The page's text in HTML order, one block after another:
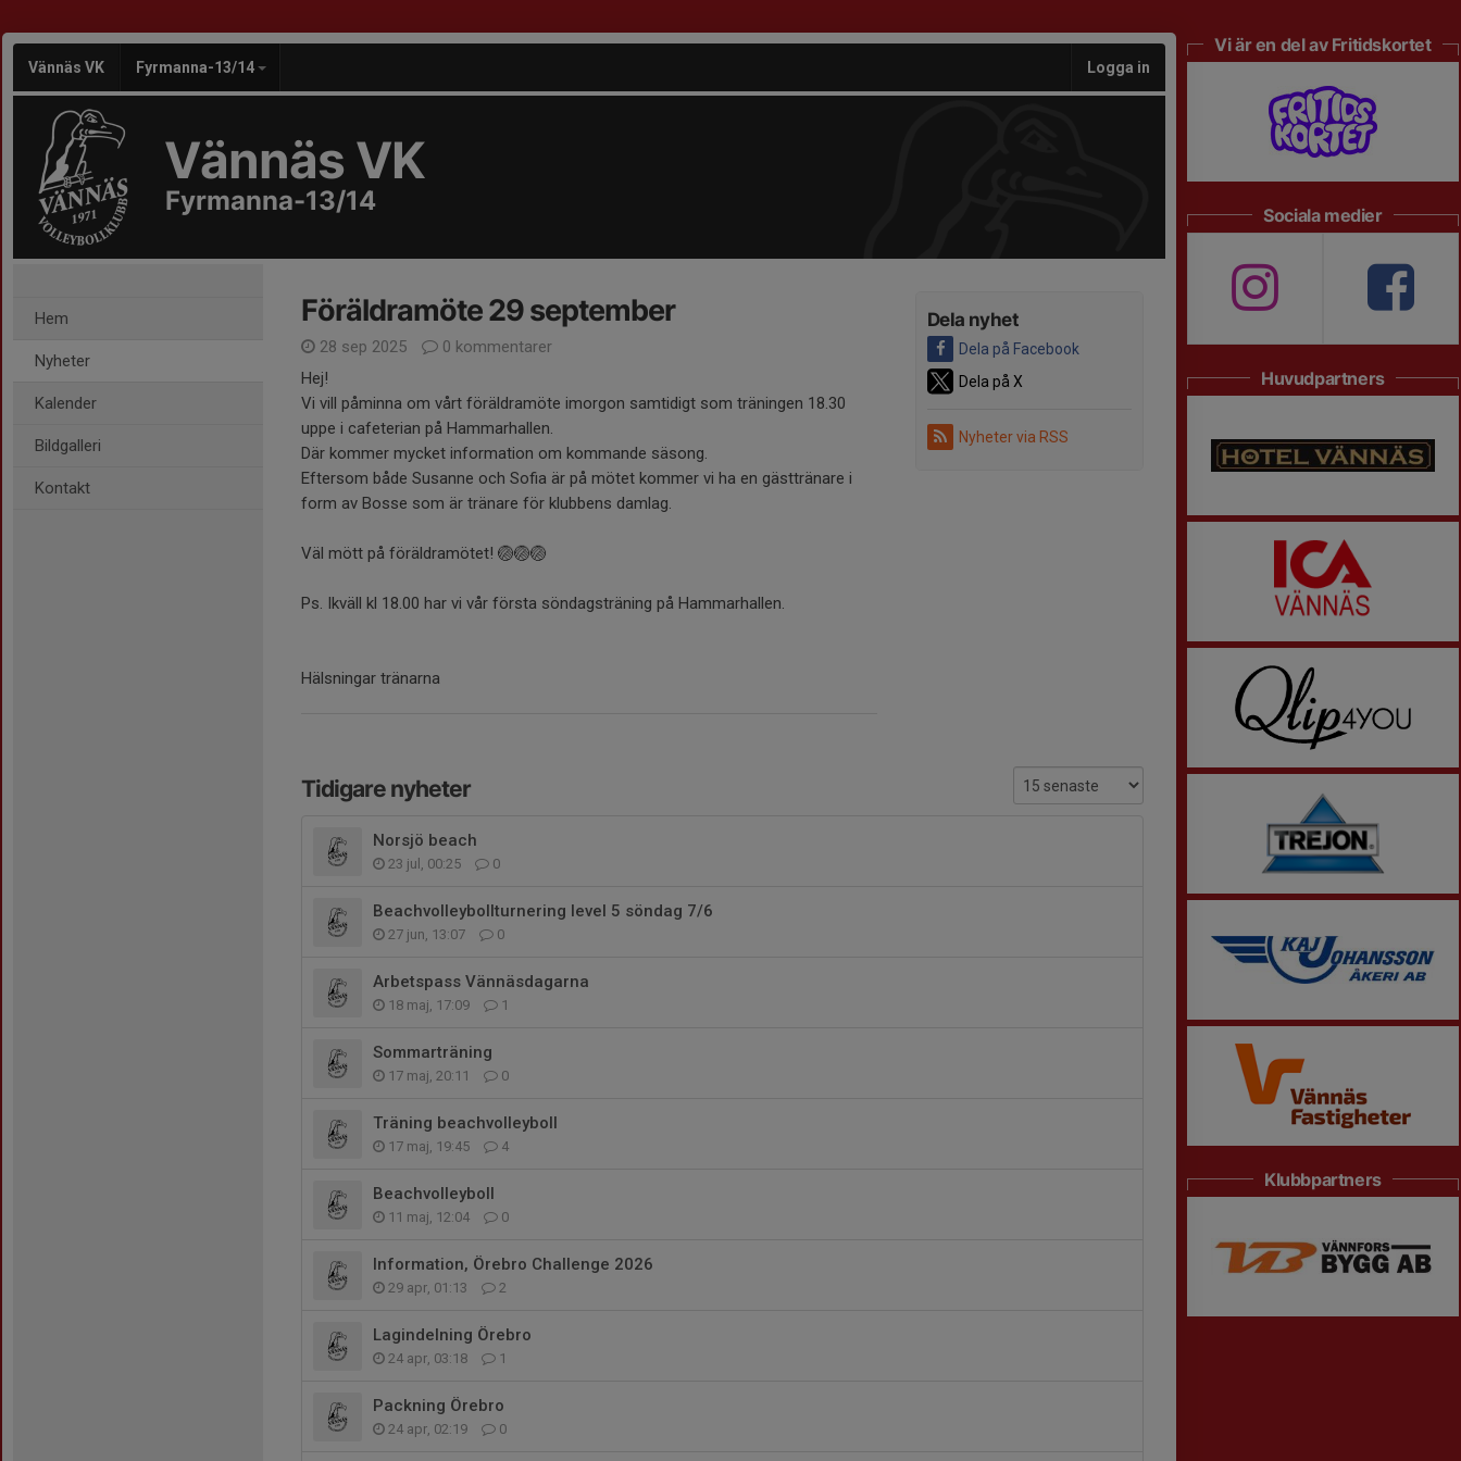
Vännäs VK Fyrmanna-13/14 Logga in
Vännäs VK
Fyrmanna-13/14
Hem
Nyheter
Kalender
Bildgalleri
Kontakt
Dela nyhet
Dela på Facebook
Dela på X
Nyheter via RSS
Föräldramöte 29 september
28 sep 2025
0 kommentarer
Hej!
Vi vill påminna om vårt föräldramöte imorgon samtidigt som träningen 18.30
uppe i cafeterian på Hammarhallen.
Där kommer mycket information om kommande säsong.
Eftersom både Susanne och Sofia är på mötet kommer vi ha en gästtränare i
form av Bosse som är tränare för klubbens damlag.
Väl mött på föräldramötet! 🏐🏐🏐
Ps. Ikväll kl 18.00 har vi vår första söndagsträning på Hammarhallen.
Hälsningar tränarna
Tidigare nyheter
Norsjö beach
23 jul, 00:25 0
Beachvolleybollturnering level 5 söndag 7/6
27 jun, 13:07 0
Arbetspass Vännäsdagarna
18 maj, 17:09 1
Sommarträning
17 maj, 20:11 0
Träning beachvolleyboll
17 maj, 19:45 4
Beachvolleyboll
11 maj, 12:04 0
Information, Örebro Challenge 2026
29 apr, 01:13 2
Lagindelning Örebro
24 apr, 03:18 1
Packning Örebro
24 apr, 02:19 0
Vi är en del av Fritidskortet
Sociala medier
Huvudpartners
Klubbpartners